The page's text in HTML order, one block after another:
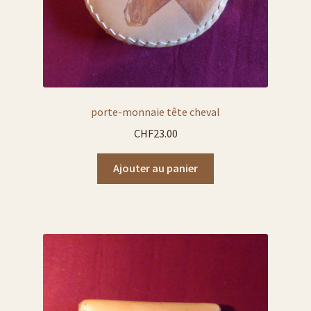
porte-monnaie tête cheval
CHF23.00
Ajouter au panier